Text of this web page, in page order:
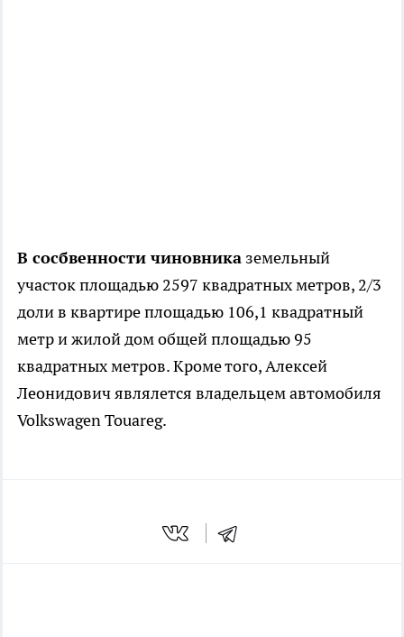
В сосбвенности чиновника земельный
участок площадью 2597 квадратных метров, 2/3
доли в квартире площадью 106,1 квадратный
метр и жилой дом общей площадью 95
квадратных метров. Кроме того, Алексей
Леонидович являлется владельцем автомобиля
Volkswagen Touareg.